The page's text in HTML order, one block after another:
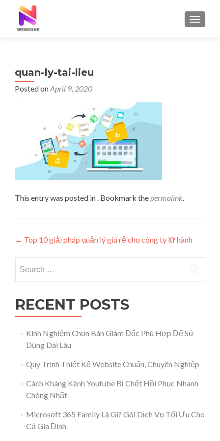
quan-ly-tai-lieu
Posted onApril 9, 2020
This entry was posted in . Bookmark thepermalink.
Post navigation
← Top 10 giải pháp quản lý giá rẻ cho công ty lữ hành
RECENT POSTS
Kinh Nghiệm Chọn Bàn Giám Đốc Phù Hợp Để Sử
Dụng Dài Lâu
Quy Trình Thiết Kế Website Chuẩn, Chuyên Nghiệp
Cách Kháng Kênh Youtube Bị Chết Hồi Phục Nhanh
Chóng Nhất
Microsoft 365 Family Là Gì? Gói Dịch Vụ Tối Ưu Cho
Cả Gia Đình